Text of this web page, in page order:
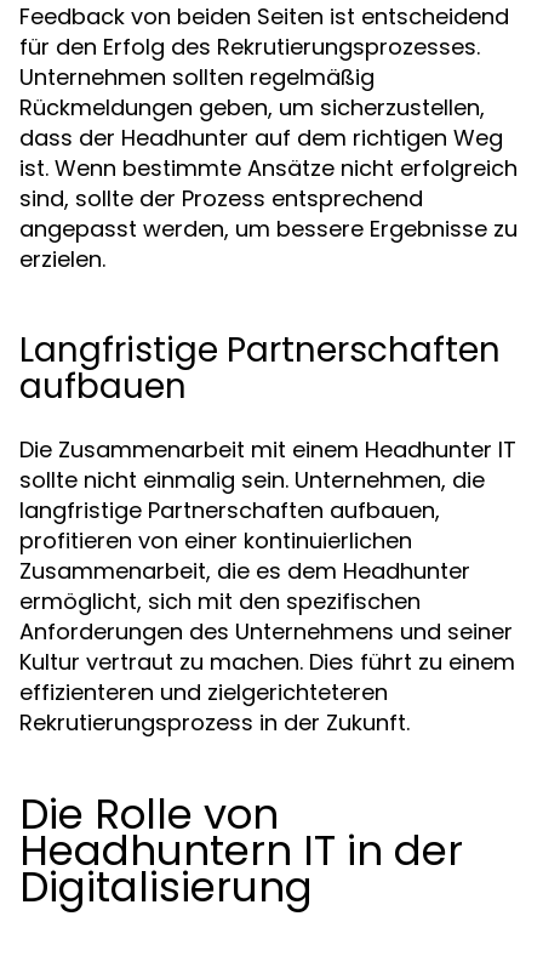
Feedback von beiden Seiten ist entscheidend
für den Erfolg des Rekrutierungsprozesses.
Unternehmen sollten regelmäßig
Rückmeldungen geben, um sicherzustellen,
dass der Headhunter auf dem richtigen Weg
ist. Wenn bestimmte Ansätze nicht erfolgreich
sind, sollte der Prozess entsprechend
angepasst werden, um bessere Ergebnisse zu
erzielen.
Langfristige Partnerschaften
aufbauen
Die Zusammenarbeit mit einem Headhunter IT
sollte nicht einmalig sein. Unternehmen, die
langfristige Partnerschaften aufbauen,
profitieren von einer kontinuierlichen
Zusammenarbeit, die es dem Headhunter
ermöglicht, sich mit den spezifischen
Anforderungen des Unternehmens und seiner
Kultur vertraut zu machen. Dies führt zu einem
effizienteren und zielgerichteteren
Rekrutierungsprozess in der Zukunft.
Die Rolle von
Headhuntern IT in der
Digitalisierung